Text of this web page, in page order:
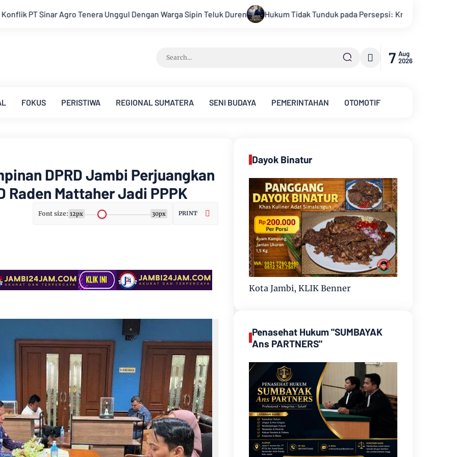
Warga Sipin Teluk Duren Hukum Tidak Tunduk pada Persepsi: Kritik Terhadap Monopoli Kebenaran oleh Media dan
7 Aug
2026
FOKUS PERISTIWA REGIONAL SUMATERA SENI BUDAYA PEMERINTAHAN OTOMOTIF
DPRD Jambi Perjuangkan
Raden Mattaher Jadi PPPK
Font size: 12px 30px PRINT
Dayok Binatur
Kota Jambi, KLIK Benner
Penasehat Hukum "SUMBAYAK
Ans PARTNERS"